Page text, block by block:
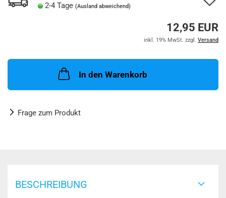
2-4 Tage (Ausland abweichend)
12,95 EUR
inkl. 19% MwSt. zzgl. Versand
In den Warenkorb
Frage zum Produkt
BESCHREIBUNG